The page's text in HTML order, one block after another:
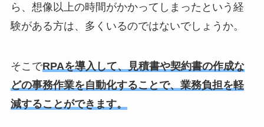
ら、想像以上の時間がかかってしまったという経
験がある方は、多くいるのではないでしょうか。
そこでRPAを導入して、見積書や契約書の作成な
どの事務作業を自動化することで、業務負担を軽
減することができます。